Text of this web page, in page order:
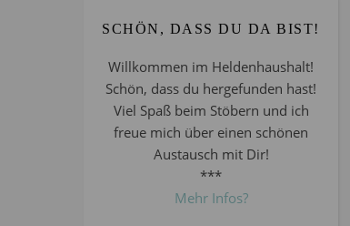
SCHÖN, DASS DU DA BIST!
Willkommen im Heldenhaushalt!
Schön, dass du hergefunden hast!
Viel Spaß beim Stöbern und ich
freue mich über einen schönen
Austausch mit Dir!
***
Mehr Infos?